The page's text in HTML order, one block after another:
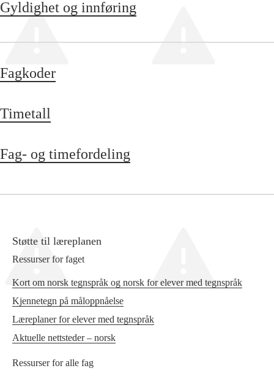
Gyldighet og innføring
Fagkoder
Timetall
Fag- og timefordeling
Støtte til læreplanen
Ressurser for faget
Kort om norsk tegnspråk og norsk for elever med tegnspråk
Kjennetegn på måloppnåelse
Læreplaner for elever med tegnspråk
Aktuelle nettsteder – norsk
Ressurser for alle fag